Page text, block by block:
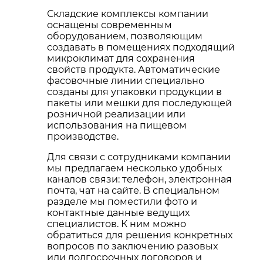
Складские комплексы компании
оснащены современным
оборудованием, позволяющим
создавать в помещениях подходящий
микроклимат для сохранения
свойств продукта. Автоматические
фасовочные линии специально
созданы для упаковки продукции в
пакеты или мешки для последующей
розничной реализации или
использования на пищевом
производстве.
Для связи с сотрудниками компании
мы предлагаем несколько удобных
каналов связи: телефон, электронная
почта, чат на сайте. В специальном
разделе мы поместили фото и
контактные данные ведущих
специалистов. К ним можно
обратиться для решения конкретных
вопросов по заключению разовых
или долгосрочных договоров и